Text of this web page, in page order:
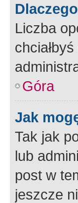
Liczba
Góra
Jak
Tak jak
lub
post w
jeszcze